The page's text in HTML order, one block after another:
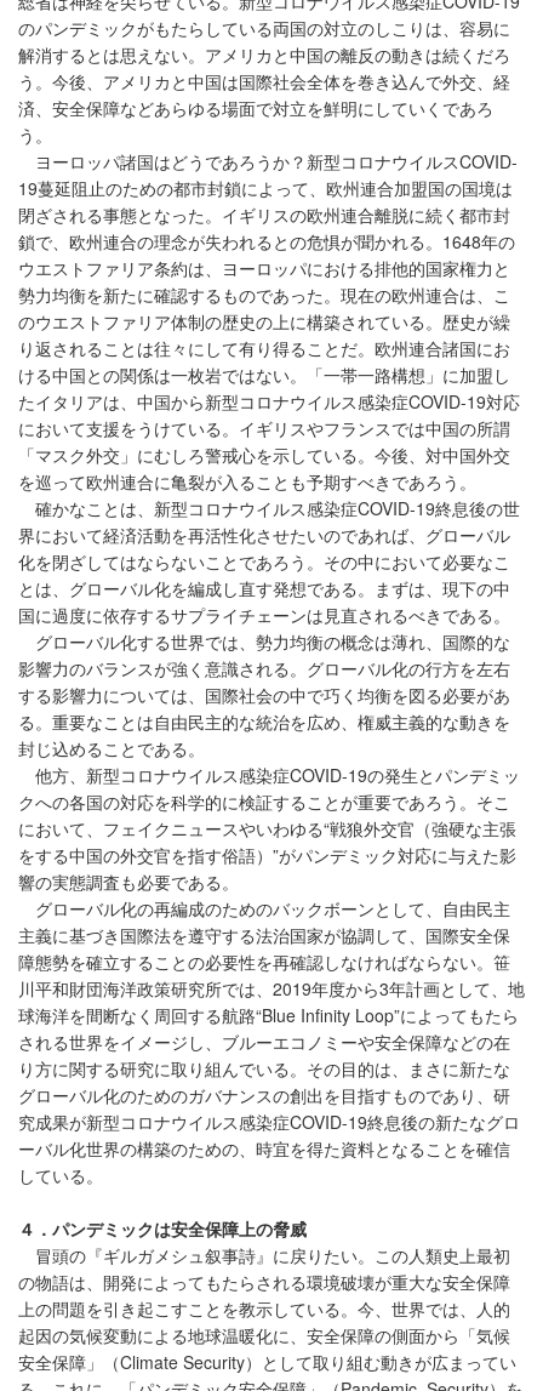
のパンデミックがもたらしている両国の対立のしこりは、容易に
解消するとは思えない。アメリカと中国の離反の動きは続くだろ
う。今後、アメリカと中国は国際社会全体を巻き込んで外交、経
済、安全保障などあらゆる場面で対立を鮮明にしていくであろ
う。
ヨーロッパ諸国はどうであろうか？新型コロナウイルスCOVID-
19蔓延阻止のための都市封鎖によって、欧州連合加盟国の国境は
閉ざされる事態となった。イギリスの欧州連合離脱に続く都市封
鎖で、欧州連合の理念が失われるとの危惧が聞かれる。1648年の
ウエストファリア条約は、ヨーロッパにおける排他的国家権力と
勢力均衡を新たに確認するものであった。現在の欧州連合は、こ
のウエストファリア体制の歴史の上に構築されている。歴史が繰
り返されることは往々にして有り得ることだ。欧州連合諸国にお
ける中国との関係は一枚岩ではない。「一帯一路構想」に加盟し
たイタリアは、中国から新型コロナウイルス感染症COVID-19対応
において支援をうけている。イギリスやフランスでは中国の所謂
「マスク外交」にむしろ警戒心を示している。今後、対中国外交
を巡って欧州連合に亀裂が入ることも予期すべきであろう。
確かなことは、新型コロナウイルス感染症COVID-19終息後の世
界において経済活動を再活性化させたいのであれば、グローバル
化を閉ざしてはならないことであろう。その中において必要なこ
とは、グローバル化を編成し直す発想である。まずは、現下の中
国に過度に依存するサプライチェーンは見直されるべきである。
グローバル化する世界では、勢力均衡の概念は薄れ、国際的な
影響力のバランスが強く意識される。グローバル化の行方を左右
する影響力については、国際社会の中で巧く均衡を図る必要があ
る。重要なことは自由民主的な統治を広め、権威主義的な動きを
封じ込めることである。
他方、新型コロナウイルス感染症COVID-19の発生とパンデミッ
クへの各国の対応を科学的に検証することが重要であろう。そこ
において、フェイクニュースやいわゆる“戦狼外交官（強硬な主張
をする中国の外交官を指す俗語）”がパンデミック対応に与えた影
響の実態調査も必要である。
グローバル化の再編成のためのバックボーンとして、自由民主
主義に基づき国際法を遵守する法治国家が協調して、国際安全保
障態勢を確立することの必要性を再確認しなければならない。笹
川平和財団海洋政策研究所では、2019年度から3年計画として、地
球海洋を間断なく周回する航路“Blue Infinity Loop”によってもたら
される世界をイメージし、ブルーエコノミーや安全保障などの在
り方に関する研究に取り組んでいる。その目的は、まさに新たな
グローバル化のためのガバナンスの創出を目指すものであり、研
究成果が新型コロナウイルス感染症COVID-19終息後の新たなグロ
ーバル化世界の構築のための、時宜を得た資料となることを確信
している。
４．パンデミックは安全保障上の脅威
冒頭の『ギルガメシュ叙事詩』に戻りたい。この人類史上最初
の物語は、開発によってもたらされる環境破壊が重大な安全保障
上の問題を引き起こすことを教示している。今、世界では、人的
起因の気候変動による地球温暖化に、安全保障の側面から「気候
安全保障」（Climate Security）として取り組む動きが広まってい